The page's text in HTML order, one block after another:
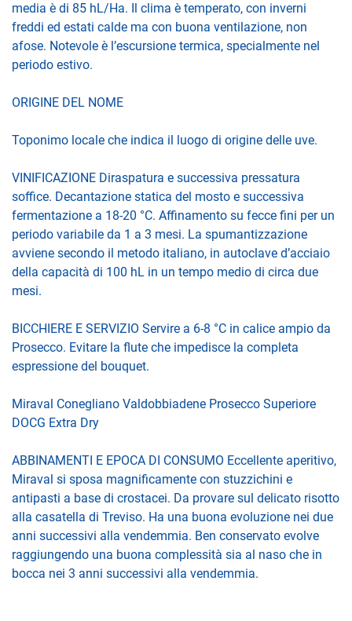
media è di 85 hL/Ha. Il clima è temperato, con inverni
freddi ed estati calde ma con buona ventilazione, non
afose. Notevole è l’escursione termica, specialmente nel
periodo estivo.
ORIGINE DEL NOME
Toponimo locale che indica il luogo di origine delle uve.
VINIFICAZIONE Diraspatura e successiva pressatura
soffice. Decantazione statica del mosto e successiva
fermentazione a 18-20 °C. Affinamento su fecce fini per un
periodo variabile da 1 a 3 mesi. La spumantizzazione
avviene secondo il metodo italiano, in autoclave d’acciaio
della capacità di 100 hL in un tempo medio di circa due
mesi.
BICCHIERE E SERVIZIO Servire a 6-8 °C in calice ampio da
Prosecco. Evitare la flute che impedisce la completa
espressione del bouquet.
Miraval Conegliano Valdobbiadene Prosecco Superiore
DOCG Extra Dry
ABBINAMENTI E EPOCA DI CONSUMO Eccellente aperitivo,
Miraval si sposa magnificamente con stuzzichini e
antipasti a base di crostacei. Da provare sul delicato risotto
alla casatella di Treviso. Ha una buona evoluzione nei due
anni successivi alla vendemmia. Ben conservato evolve
raggiungendo una buona complessità sia al naso che in
bocca nei 3 anni successivi alla vendemmia.